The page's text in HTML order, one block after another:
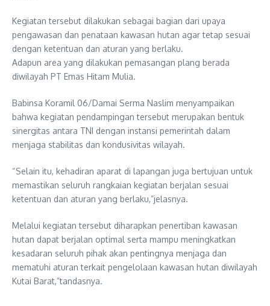
Kegiatan tersebut dilakukan sebagai bagian dari upaya
pengawasan dan penataan kawasan hutan agar tetap sesuai
dengan ketentuan dan aturan yang berlaku.
Adapun area yang dilakukan pemasangan plang berada
diwilayah PT Emas Hitam Mulia.
Babinsa Koramil 06/Damai Serma Naslim menyampaikan
bahwa kegiatan pendampingan tersebut merupakan bentuk
sinergitas antara TNI dengan instansi pemerintah dalam
menjaga stabilitas dan kondusivitas wilayah.
“Selain itu, kehadiran aparat di lapangan juga bertujuan untuk
memastikan seluruh rangkaian kegiatan berjalan sesuai
ketentuan dan aturan yang berlaku,”jelasnya.
Melalui kegiatan tersebut diharapkan penertiban kawasan
hutan dapat berjalan optimal serta mampu meningkatkan
kesadaran seluruh pihak akan pentingnya menjaga dan
mematuhi aturan terkait pengelolaan kawasan hutan diwilayah
Kutai Barat,”tandasnya.